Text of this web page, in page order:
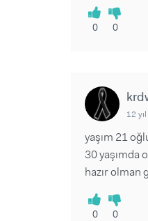
0 0
12
yaşım 21
30 yaşımda
hazır olman
0 0